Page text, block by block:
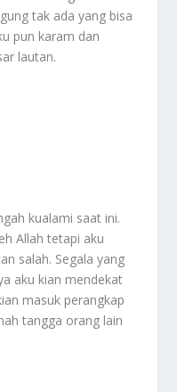
tak ada yang bisa
pun karam dan
lautan.
kualami saat ini.
Allah tetapi aku
salah. Segala yang
aku kian mendekat
masuk perangkap
tangga orang lain